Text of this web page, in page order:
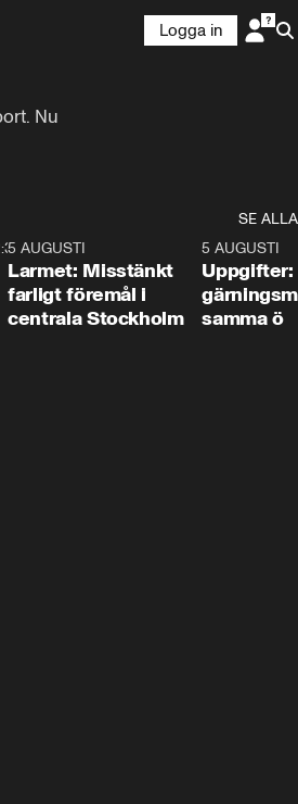
Logga in
Nu
SE ALLA
0:35
5 AUGUSTI
Larmet: Misstänkt
farligt föremål i
centrala Stockholm
5 AUGUSTI
Uppgifter:
samma ö